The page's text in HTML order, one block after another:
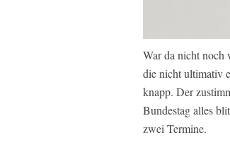
War da nicht noch
die nicht ultimativ
knapp. Der
Bundestag alles
zwei Termine.